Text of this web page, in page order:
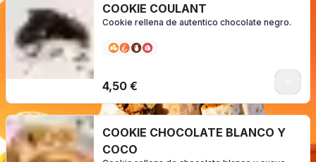
COOKIE COULANT
Cookie rellena de autentico chocolate negro.
4,50 €
COOKIE CHOCOLATE BLANCO Y
COCO